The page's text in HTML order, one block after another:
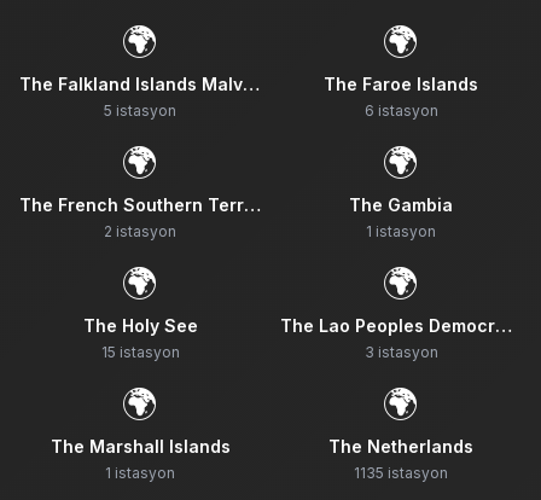
🌍
The Falkland Islands Malvinas
5 istasyon
🌍
The Faroe Islands
6 istasyon
🌍
The French Southern Territories
2 istasyon
🌍
The Gambia
1 istasyon
🌍
The Holy See
15 istasyon
🌍
The Lao Peoples Democratic Republic
3 istasyon
🌍
The Marshall Islands
1 istasyon
🌍
The Netherlands
1135 istasyon